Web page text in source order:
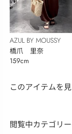
AZUL BY MOUSSY
橋爪 里奈
159cm
このアイテムを
閲覧中カテゴリ